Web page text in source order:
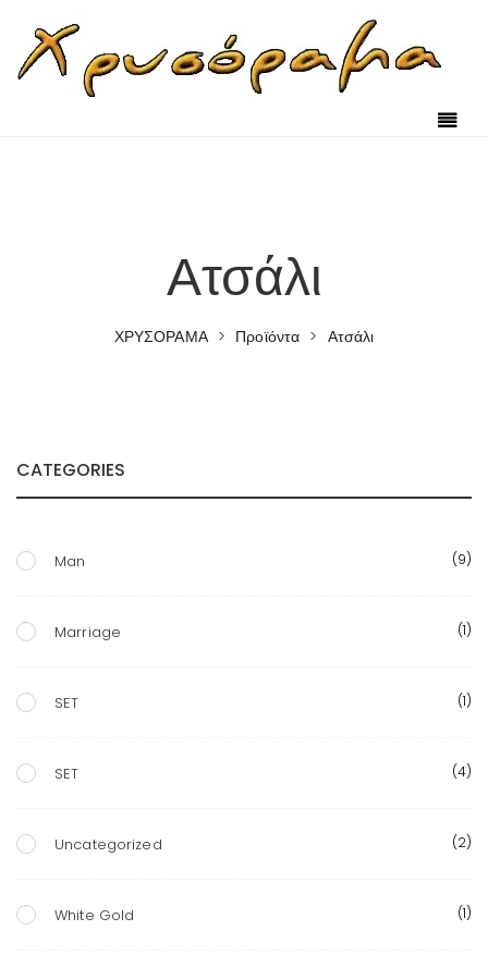
Ατσάλι
ΧΡΥΣΟΡΑΜΑ > Προϊόντα > Ατσάλι
CATEGORIES
Man (9)
Marriage (1)
SET (1)
SET (4)
Uncategorized (2)
White Gold (1)